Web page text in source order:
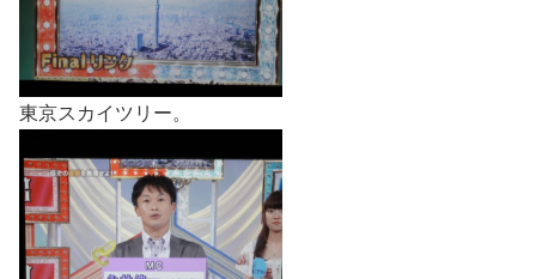
東京スカイツリー。